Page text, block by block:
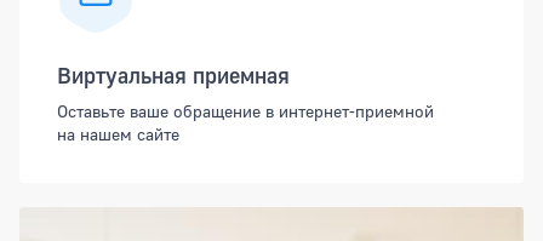
Виртуальная приемная
Оставьте ваше обращение в интернет-приемной
на нашем сайте